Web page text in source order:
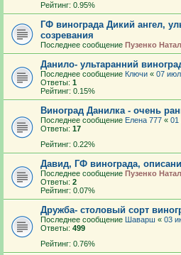
Рейтинг: 0.95%
ГФ винограда Дикий ангел,
созревания
Последнее сообщение Пузенко
Данило- ультаранний
Последнее сообщение Ключи « 07
Ответы: 1
Рейтинг: 0.15%
Виноград Данилка - очень
Последнее сообщение Елена 777 « 01
Ответы: 17
Рейтинг: 0.22%
Давид, ГФ винограда,
Последнее сообщение Пузенко
Ответы: 2
Рейтинг: 0.07%
Дружба- столовый сорт
Последнее сообщение Шаварш « 03
Ответы: 499
Рейтинг: 0.76%